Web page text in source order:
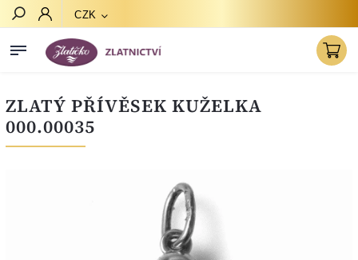
CZK
ZLATÝ PŘÍVĚSEK KUŽELKA
000.00035